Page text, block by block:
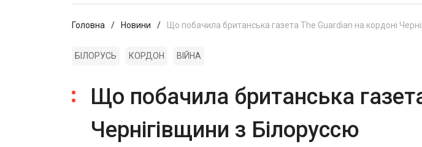
Головна Новини Що побачила британська газета The Guardian на кордоні
БІЛОРУСЬ КОРДОН ВІЙНА
Що побачила британська
Чернігівщини з Білоруссю